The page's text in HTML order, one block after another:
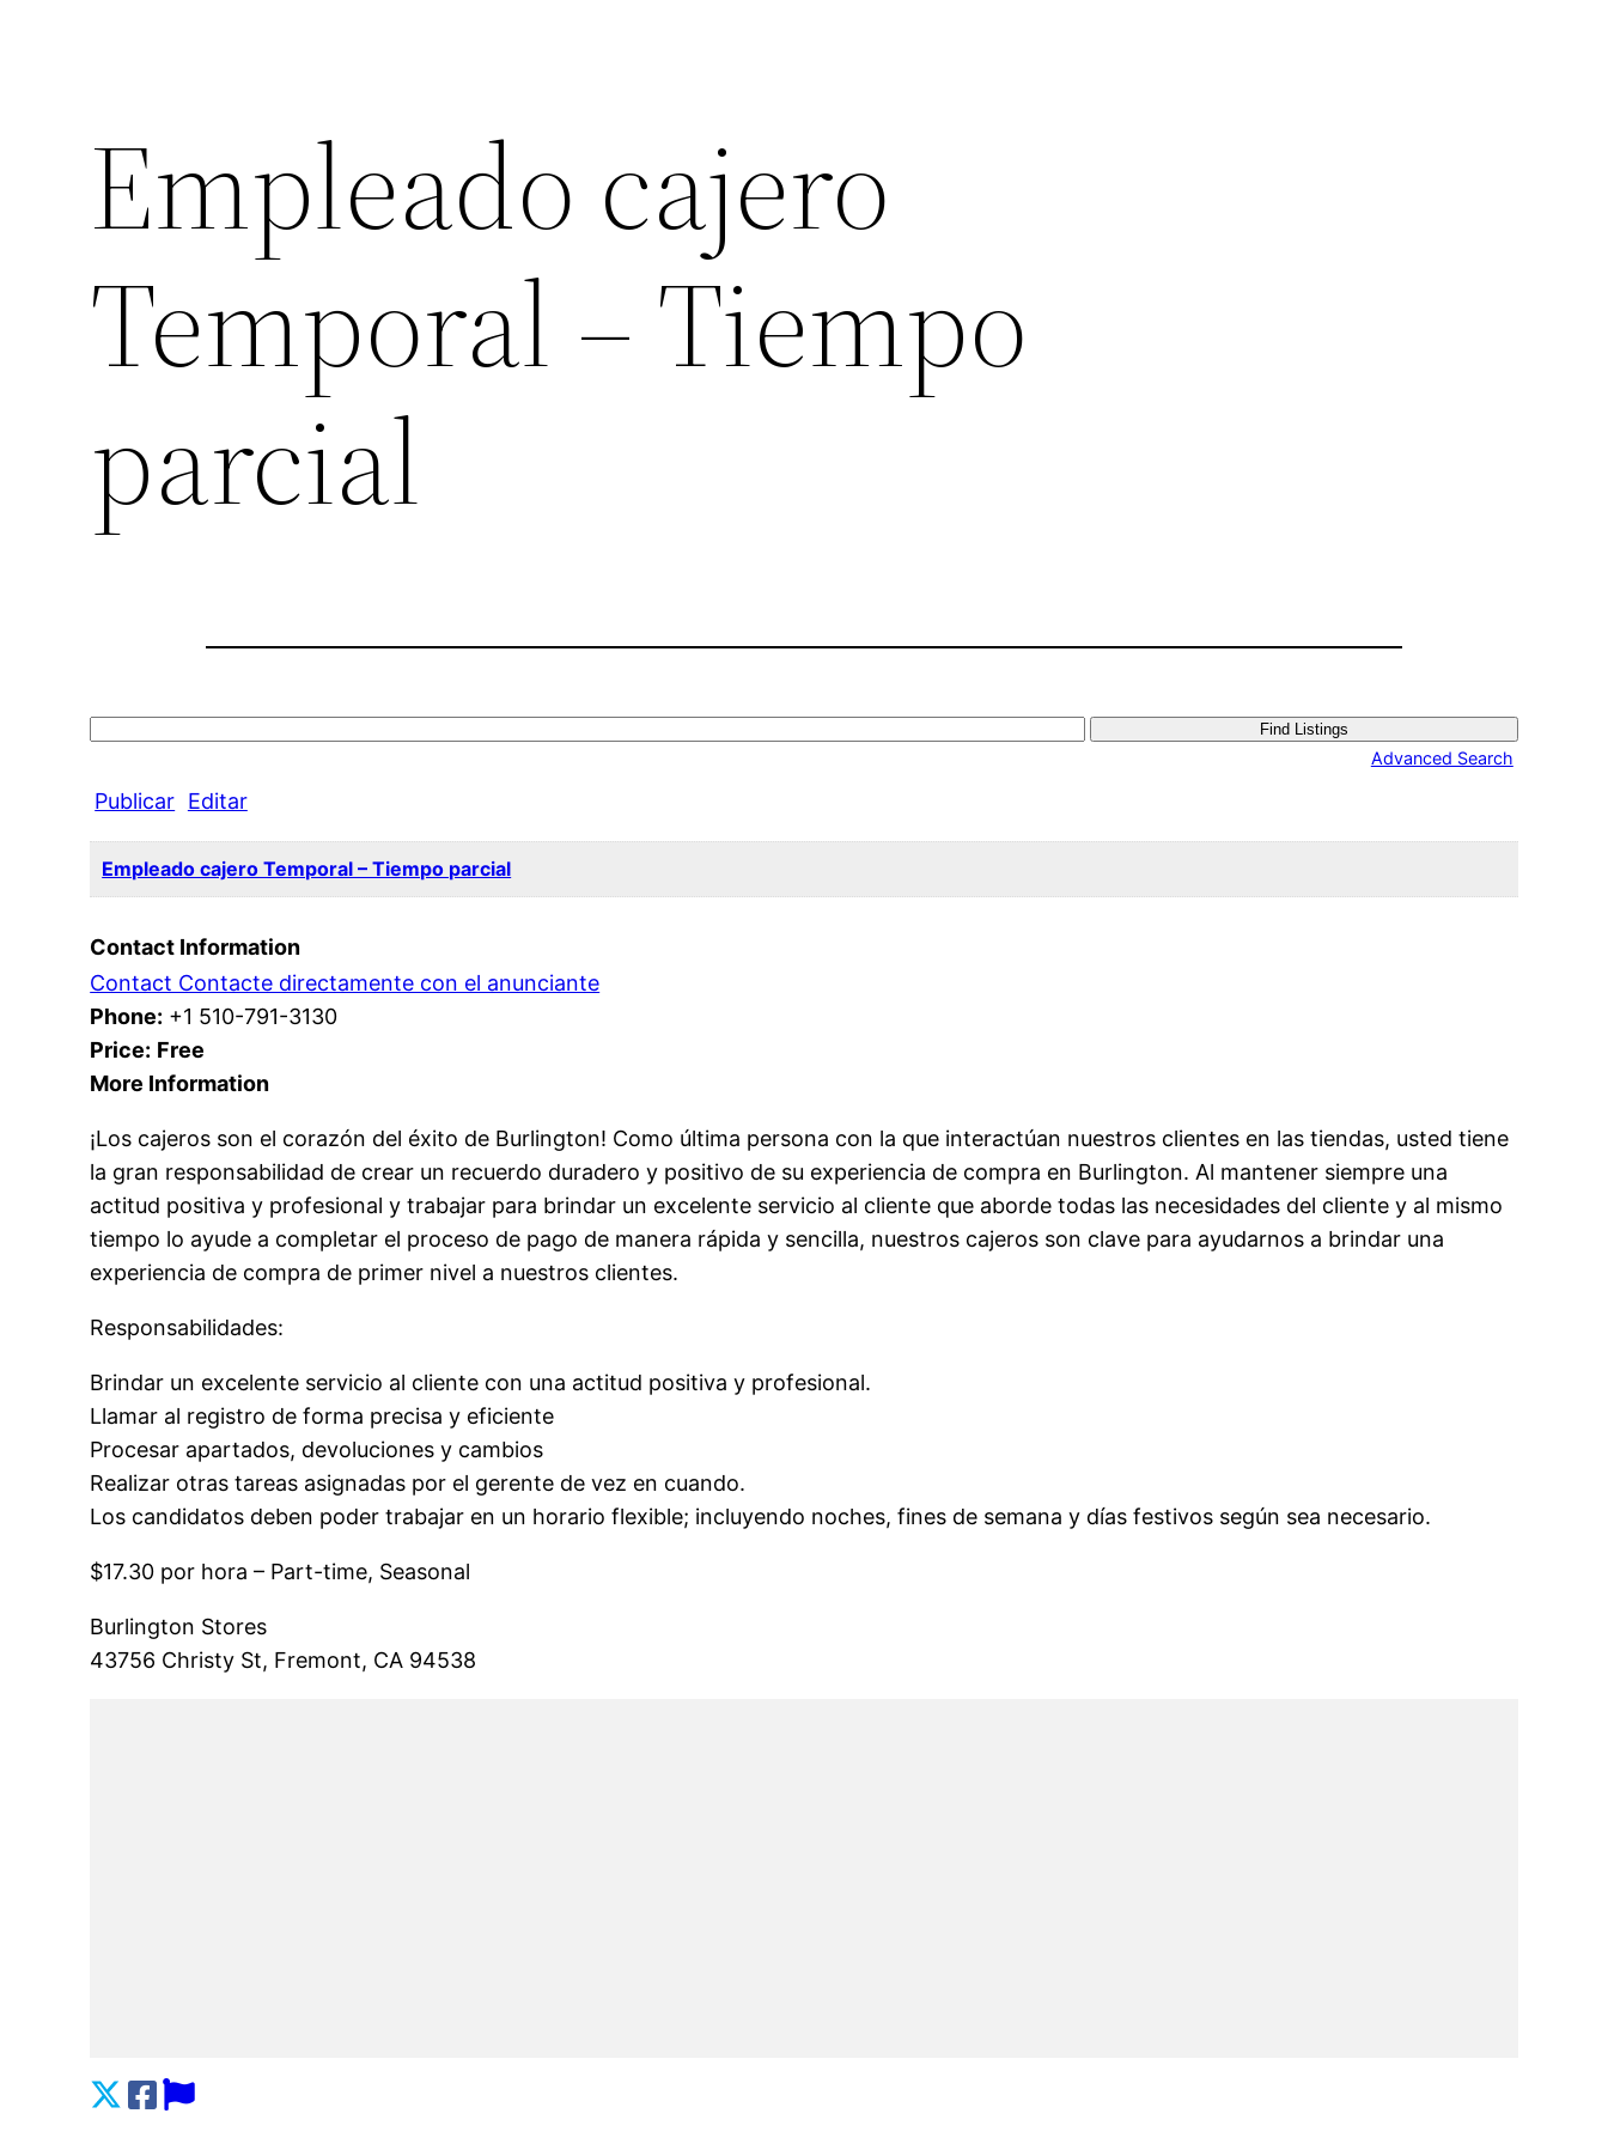
Empleado cajero
Temporal – Tiempo
parcial
Search
Advanced Search
Publicar Editar
Empleado cajero Temporal – Tiempo parcial
Contact Information
Contact Contacte directamente con el anunciante
Phone: +1 510-791-3130
Price: Free
More Information
¡Los cajeros son el corazón del éxito de Burlington! Como última persona con la que interactúan nuestros clientes en las tiendas, usted tiene
la gran responsabilidad de crear un recuerdo duradero y positivo de su experiencia de compra en Burlington. Al mantener siempre una
actitud positiva y profesional y trabajar para brindar un excelente servicio al cliente que aborde todas las necesidades del cliente y al mismo
tiempo lo ayude a completar el proceso de pago de manera rápida y sencilla, nuestros cajeros son clave para ayudarnos a brindar una
experiencia de compra de primer nivel a nuestros clientes.
Responsabilidades:
Brindar un excelente servicio al cliente con una actitud positiva y profesional.
Llamar al registro de forma precisa y eficiente
Procesar apartados, devoluciones y cambios
Realizar otras tareas asignadas por el gerente de vez en cuando.
Los candidatos deben poder trabajar en un horario flexible; incluyendo noches, fines de semana y días festivos según sea necesario.
$17.30 por hora – Part-time, Seasonal
Burlington Stores
43756 Christy St, Fremont, CA 94538